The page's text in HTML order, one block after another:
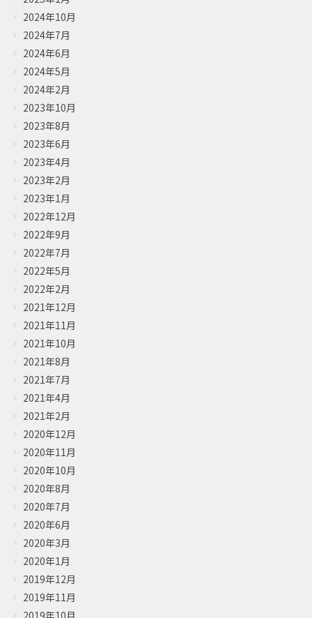
2024年10月
2024年7月
2024年6月
2024年5月
2024年2月
2023年10月
2023年8月
2023年6月
2023年4月
2023年2月
2023年1月
2022年12月
2022年9月
2022年7月
2022年5月
2022年2月
2021年12月
2021年11月
2021年10月
2021年8月
2021年7月
2021年4月
2021年2月
2020年12月
2020年11月
2020年10月
2020年8月
2020年7月
2020年6月
2020年3月
2020年1月
2019年12月
2019年11月